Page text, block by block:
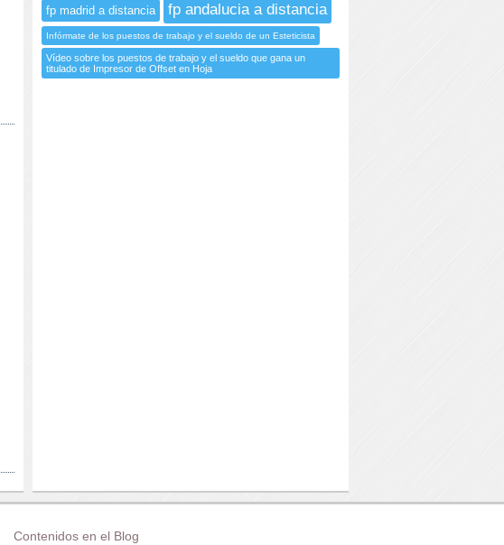
fp madrid a distancia fp andalucia a distancia
Infórmate de los puestos de trabajo y el sueldo de un Esteticista
Vídeo sobre los puestos de trabajo y el sueldo que gana un
titulado de Impresor de Offset en Hoja
Contenidos en el Blog